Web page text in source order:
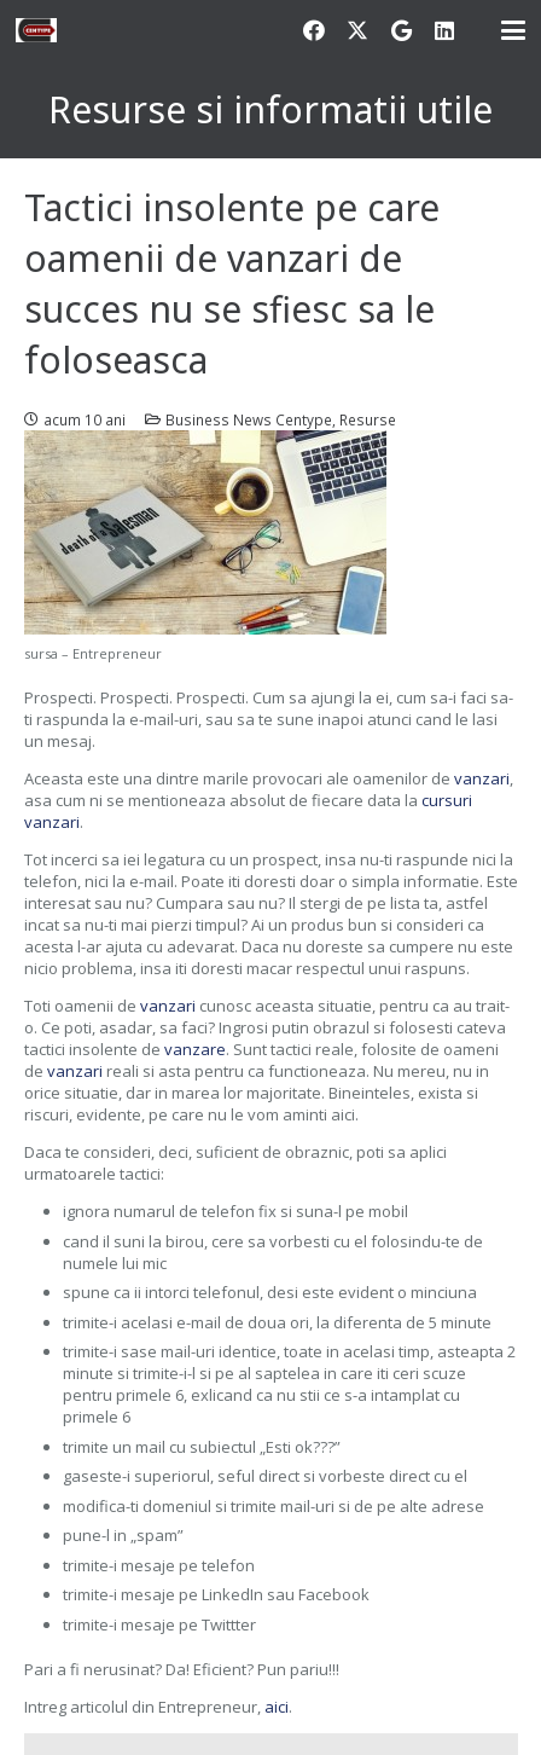
Resurse si informatii utile
Tactici insolente pe care
oamenii de vanzari de
succes nu se sfiesc sa le
foloseasca
acum 10 ani Business News Centype Resurse
sursa – Entrepreneur
Prospecti. Prospecti. Prospecti. Cum sa ajungi la ei, cum sa-i faci sa-
ti raspunda la e-mail-uri, sau sa te sune inapoi atunci cand le lasi
un mesaj.
Aceasta este una dintre marile provocari ale oamenilor de vanzari,
asa cum ni se mentioneaza absolut de fiecare data la cursuri
vanzari.
Tot incerci sa iei legatura cu un prospect, insa nu-ti raspunde nici la
telefon, nici la e-mail. Poate iti doresti doar o simpla informatie. Este
interesat sau nu? Cumpara sau nu? Il stergi de pe lista ta, astfel
incat sa nu-ti mai pierzi timpul? Ai un produs bun si consideri ca
acesta l-ar ajuta cu adevarat. Daca nu doreste sa cumpere nu este
nicio problema, insa iti doresti macar respectul unui raspuns.
Toti oamenii de vanzari cunosc aceasta situatie, pentru ca au trait-
o. Ce poti, asadar, sa faci? Ingrosi putin obrazul si folosesti cateva
tactici insolente de vanzare. Sunt tactici reale, folosite de oameni
de vanzari reali si asta pentru ca functioneaza. Nu mereu, nu in
orice situatie, dar in marea lor majoritate. Bineinteles, exista si
riscuri, evidente, pe care nu le vom aminti aici.
Daca te consideri, deci, suficient de obraznic, poti sa aplici
urmatoarele tactici:
ignora numarul de telefon fix si suna-l pe mobil
cand il suni la birou, cere sa vorbesti cu el folosindu-te de
numele lui mic
spune ca ii intorci telefonul, desi este evident o minciuna
trimite-i acelasi e-mail de doua ori, la diferenta de 5 minute
trimite-i sase mail-uri identice, toate in acelasi timp, asteapta 2
minute si trimite-i-l si pe al saptelea in care iti ceri scuze
pentru primele 6, exlicand ca nu stii ce s-a intamplat cu
primele 6
trimite un mail cu subiectul „Esti ok???”
gaseste-i superiorul, seful direct si vorbeste direct cu el
modifica-ti domeniul si trimite mail-uri si de pe alte adrese
pune-l in „spam”
trimite-i mesaje pe telefon
trimite-i mesaje pe LinkedIn sau Facebook
trimite-i mesaje pe Twittter
Pari a fi nerusinat? Da! Eficient? Pun pariu!!!
Intreg articolul din Entrepreneur, aici.